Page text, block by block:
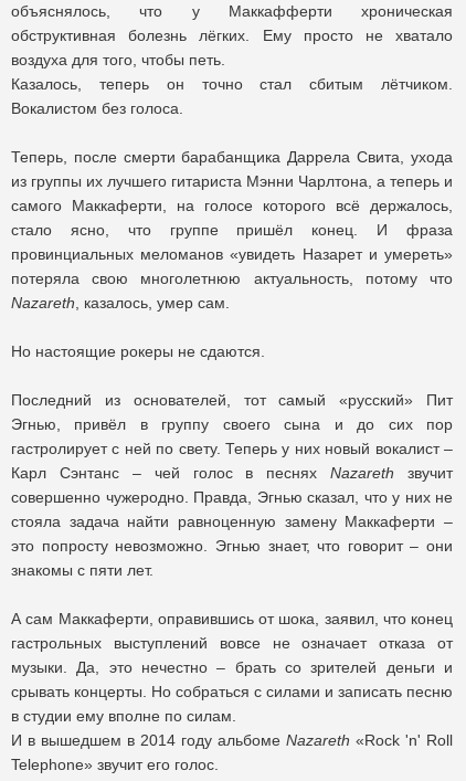
объяснялось, что у Маккафферти хроническая
обструктивная болезнь лёгких. Ему просто не хватало
воздуха для того, чтобы петь.
Казалось, теперь он точно стал сбитым лётчиком.
Вокалистом без голоса.
Теперь, после смерти барабанщика Даррела Свита, ухода
из группы их лучшего гитариста Мэнни Чарлтона, а теперь и
самого Маккаферти, на голосе которого всё держалось,
стало ясно, что группе пришёл
конец. И фраза
провинциальных меломанов «увидеть Назарет и умереть»
потеряла свою многолетнюю актуальность, потому что
Nazareth , казалось, умер сам.
Но настоящие рокеры не сдаются.
Последний из основателей, тот самый «русский» Пит
Эгнью, привёл в группу своего сына и до сих пор
гастролирует с ней по свету. Теперь у них новый вокалист –
Карл Сэнтанс – чей голос в песняхNazareth звучит
совершенно чужеродно. Правда, Эгнью сказал, что у них не
стояла задача найти равноценную замену Маккаферти –
это попросту невозможно. Эгнью знает, что говорит – они
знакомы с пяти лет.
А сам Маккаферти, оправившись от шока, заявил, что конец
гастрольных выступлений вовсе не означает отказа от
музыки. Да, это нечестно – брать со зрителей деньги и
срывать концерты. Но собраться с силами и записать песню
в студии ему вполне по силам.
И в вышедшем в 2014 году альбоме Nazareth «Rock 'n' Roll
Telephone» звучит его голос.